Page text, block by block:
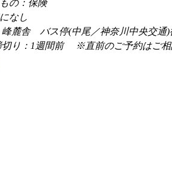
の：保険
なし
麓舎　バス停(中尾／神奈川中央交通)
り：1週間前 　※直前のご予約はご